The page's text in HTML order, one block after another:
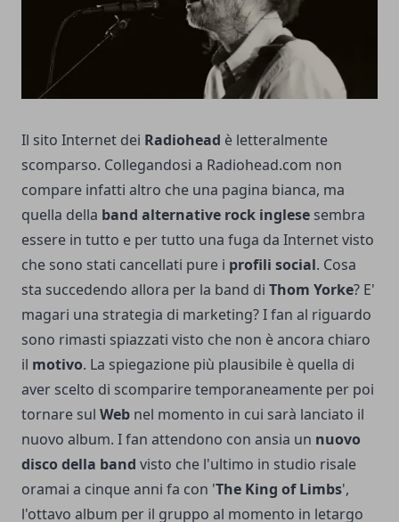
Il sito Internet dei Radiohead è letteralmente
scomparso. Collegandosi a Radiohead.com non
compare infatti altro che una pagina bianca, ma
quella della band alternative rock inglese sembra
essere in tutto e per tutto una fuga da Internet visto
che sono stati cancellati pure i profili social. Cosa
sta succedendo allora per la band di Thom Yorke? E'
magari una strategia di marketing? I fan al riguardo
sono rimasti spiazzati visto che non è ancora chiaro
il motivo. La spiegazione più plausibile è quella di
aver scelto di scomparire temporaneamente per poi
tornare sul Web nel momento in cui sarà lanciato il
nuovo album. I fan attendono con ansia un nuovo
disco della band visto che l'ultimo in studio risale
oramai a cinque anni fa con 'The King of Limbs',
l'ottavo album per il gruppo al momento in letargo